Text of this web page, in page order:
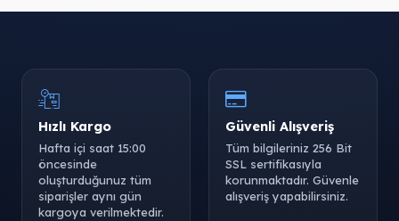
Hızlı Kargo
Hafta içi saat 15:00
öncesinde
oluşturduğunuz tüm
siparişler aynı gün
kargoya verilmektedir.
Güvenli Alışveriş
Tüm bilgileriniz 256 Bit
SSL sertifikasıyla
korunmaktadır. Güvenle
alışveriş yapabilirsiniz.